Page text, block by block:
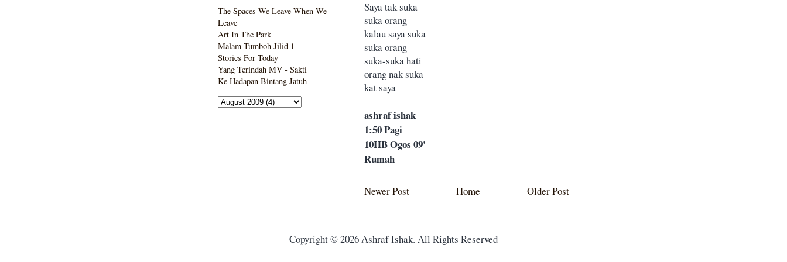
The Spaces We Leave When We
Leave
Art In The Park
Malam Tumboh Jilid 1
Stories For Today
Yang Terindah MV - Sakti
Ke Hadapan Bintang Jatuh
Saya tak suka
suka orang
kalau saya suka
suka orang
suka-suka hati
orang nak suka
kat saya
ashraf ishak
1:50 Pagi
10HB Ogos 09'
Rumah
Newer Post Older Post
Home
Copyright © 2026 Ashraf Ishak. All Rights Reserved